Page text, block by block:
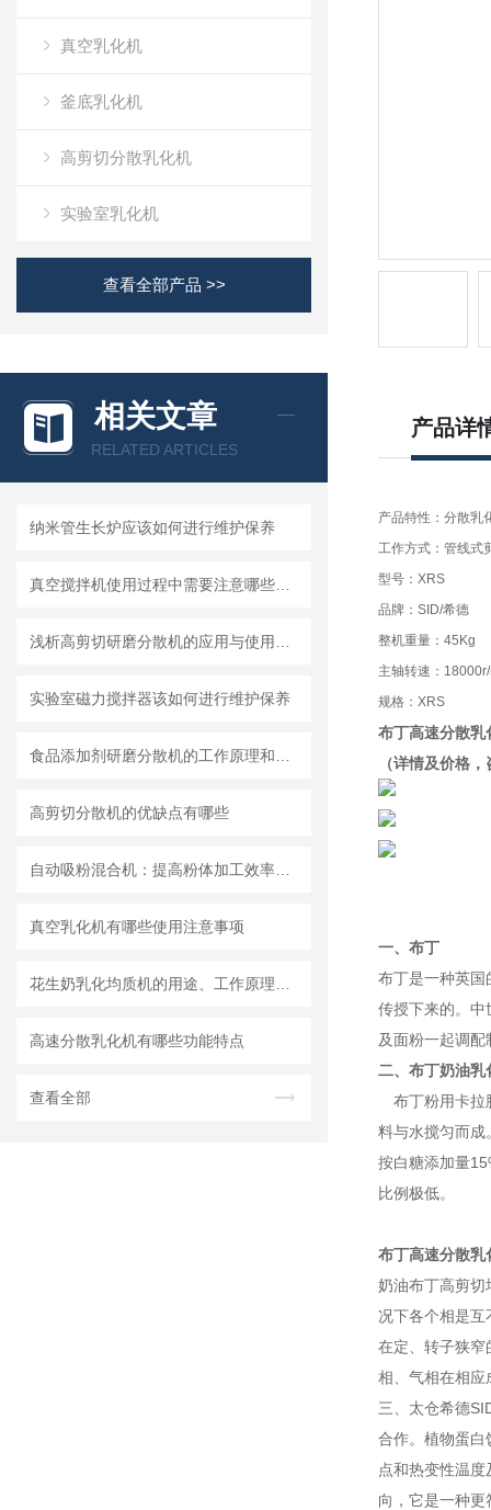
真空乳化机
釜底乳化机
高剪切分散乳化机
实验室乳化机
查看全部产品 >>
相关文章
RELATED ARTICLES
纳米管生长炉应该如何进行维护保养
实验室磁力搅拌器该如何进行维护保养
高剪切分散机的优缺点有哪些
真空乳化机有哪些使用注意事项
高速分散乳化机有哪些功能特点
查看全部
产品详
产品特性：分散乳
工作方式：管线式
型号：XRS
品牌：SID/希德
整机重量：45Kg
主轴转速：
规格：XRS
布丁高速分散乳
（详情及价格
一、布丁
布丁是一种英国
传授下来的。中
及面粉一起调
二、布丁奶油乳
布丁粉用卡拉
料与水搅匀而成
按白糖添加量
比例极低。
布丁高速分散乳
奶油布丁高剪切
况下各个相是互
在定、转子狭窄
相、气相在相应
三、太仓希德
合作。植物蛋白
点和热变性温
向，它是一种